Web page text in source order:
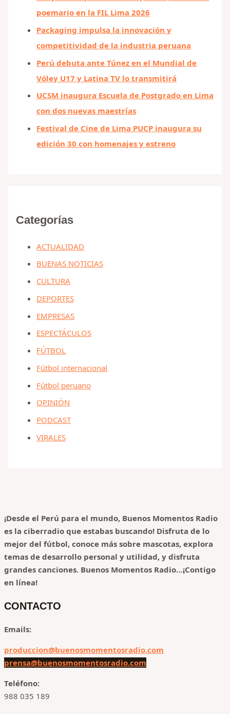
poemario en la FIL Lima 2026
Packaging impulsa la innovación y
competitividad de la industria peruana
Perú debuta ante Túnez en el Mundial de
Vóley U17 y Latina TV lo transmitirá
UCSM inaugura Escuela de Postgrado en Lima
con dos nuevas maestrías
Festival de Cine de Lima PUCP inaugura su
edición 30 con homenajes y estreno
Categorías
ACTUALIDAD
BUENAS NOTICIAS
CULTURA
DEPORTES
EMPRESAS
ESPECTÁCULOS
FÚTBOL
Fútbol internacional
Fútbol peruano
OPINIÓN
PODCAST
VIRALES
¡Desde el Perú para el mundo, Buenos Momentos Radio
es la ciberradio que estabas buscando! Disfruta de lo
mejor del fútbol, conoce más sobre mascotas, explora
temas de desarrollo personal y utilidad, y disfruta
grandes canciones. Buenos Momentos Radio…¡Contigo
en línea!
CONTACTO
Emails:
produccion@buenosmomentosradio.com
prensa@buenosmomentosradio.com
Teléfono:
988 035 189